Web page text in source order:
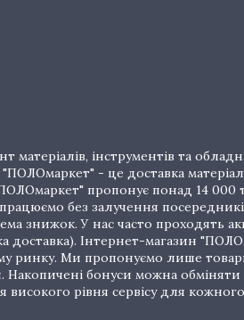
інструментів та
- це доставка
пропонує понад 14
без залучення
знижок. У нас часто проходять
доставка). Інтернет-магазин
ринку. Ми пропонуємо лише
бонуси можна
високого рівня сервісу для